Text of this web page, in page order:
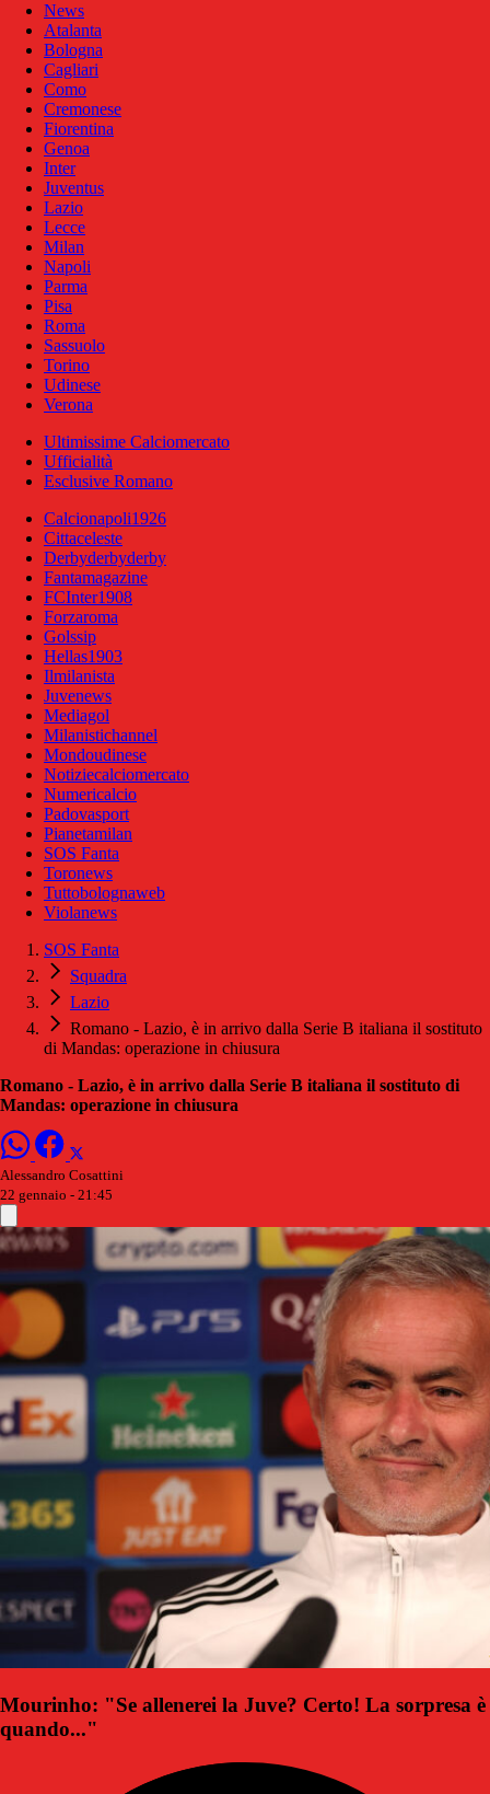
News
Atalanta
Bologna
Cagliari
Como
Cremonese
Fiorentina
Genoa
Inter
Juventus
Lazio
Lecce
Milan
Napoli
Parma
Pisa
Roma
Sassuolo
Torino
Udinese
Verona
Ultimissime Calciomercato
Ufficialità
Esclusive Romano
Calcionapoli1926
Cittaceleste
Derbyderbyderby
Fantamagazine
FCInter1908
Forzaroma
Golssip
Hellas1903
Ilmilanista
Juvenews
Mediagol
Milanistichannel
Mondoudinese
Notiziecalciomercato
Numericalcio
Padovasport
Pianetamilan
SOS Fanta
Toronews
Tuttobolognaweb
Violanews
SOS Fanta
Squadra
Lazio
Romano - Lazio, è in arrivo dalla Serie B italiana il sostituto
di Mandas: operazione in chiusura
Romano - Lazio, è in arrivo dalla Serie B italiana il sostituto di
Mandas: operazione in chiusura
Alessandro Cosattini
22 gennaio - 21:45
Mourinho: "Se allenerei la Juve? Certo! La sorpresa è
quando..."